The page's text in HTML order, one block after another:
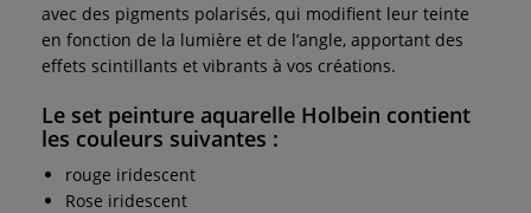
avec des pigments polarisés, qui modifient leur teinte
en fonction de la lumière et de l’angle, apportant des
effets scintillants et vibrants à vos créations.
Le set peinture aquarelle Holbein contient
les couleurs suivantes :
rouge iridescent
Rose iridescent